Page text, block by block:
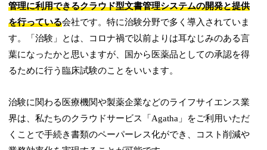
管理に利用できるクラウド型文書管理システムの開発と提供
を行っている会社です。特に治験分野で多く導入されていま
す。「治験」とは、コロナ禍で以前よりは耳なじみのある言
葉になったかと思いますが、国から医薬品としての承認を得
るために行う臨床試験のことをいいます。
治験に関わる医療機関や製薬企業などのライフサイエンス業
界は、私たちのクラウドサービス「Agatha」をご利用いただ
くことで手続き書類のペーパーレス化ができ、コスト削減や